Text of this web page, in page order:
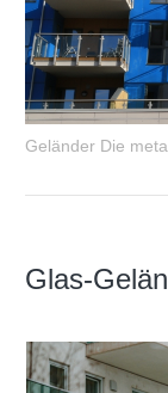
Geländer Die
Glas-